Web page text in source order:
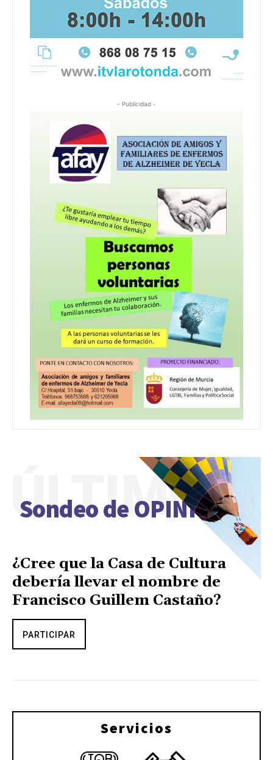
- Publicidad -
Sondeo de OPINIÓN
ÚLTIMO
¿Cree que la Casa de Cultura
debería llevar el nombre de
Francisco Guillem Castaño?
PARTICIPAR
Servicios